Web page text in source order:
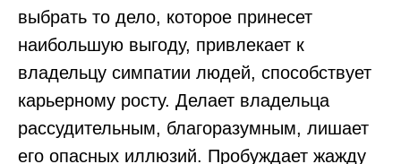
выбрать то дело, которое принесет
наибольшую выгоду, привлекает к
владельцу симпатии людей, способствует
карьерному росту. Делает владельца
рассудительным, благоразумным, лишает
его опасных иллюзий. Пробуждает жажду